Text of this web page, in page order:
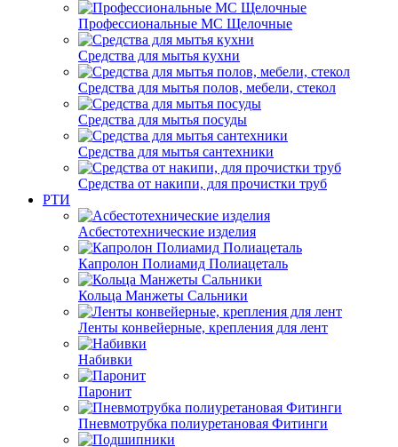
Профессиональные МС Щелочные
Средства для мытья кухни
Средства для мытья полов, мебели, стекол
Средства для мытья посуды
Средства для мытья сантехники
Средства от накипи, для прочистки труб
РТИ
Асбестотехнические изделия
Капролон Полиамид Полиацеталь
Кольца Манжеты Сальники
Ленты конвейерные, крепления для лент
Набивки
Паронит
Пневмотрубка полиуретановая Фитинги